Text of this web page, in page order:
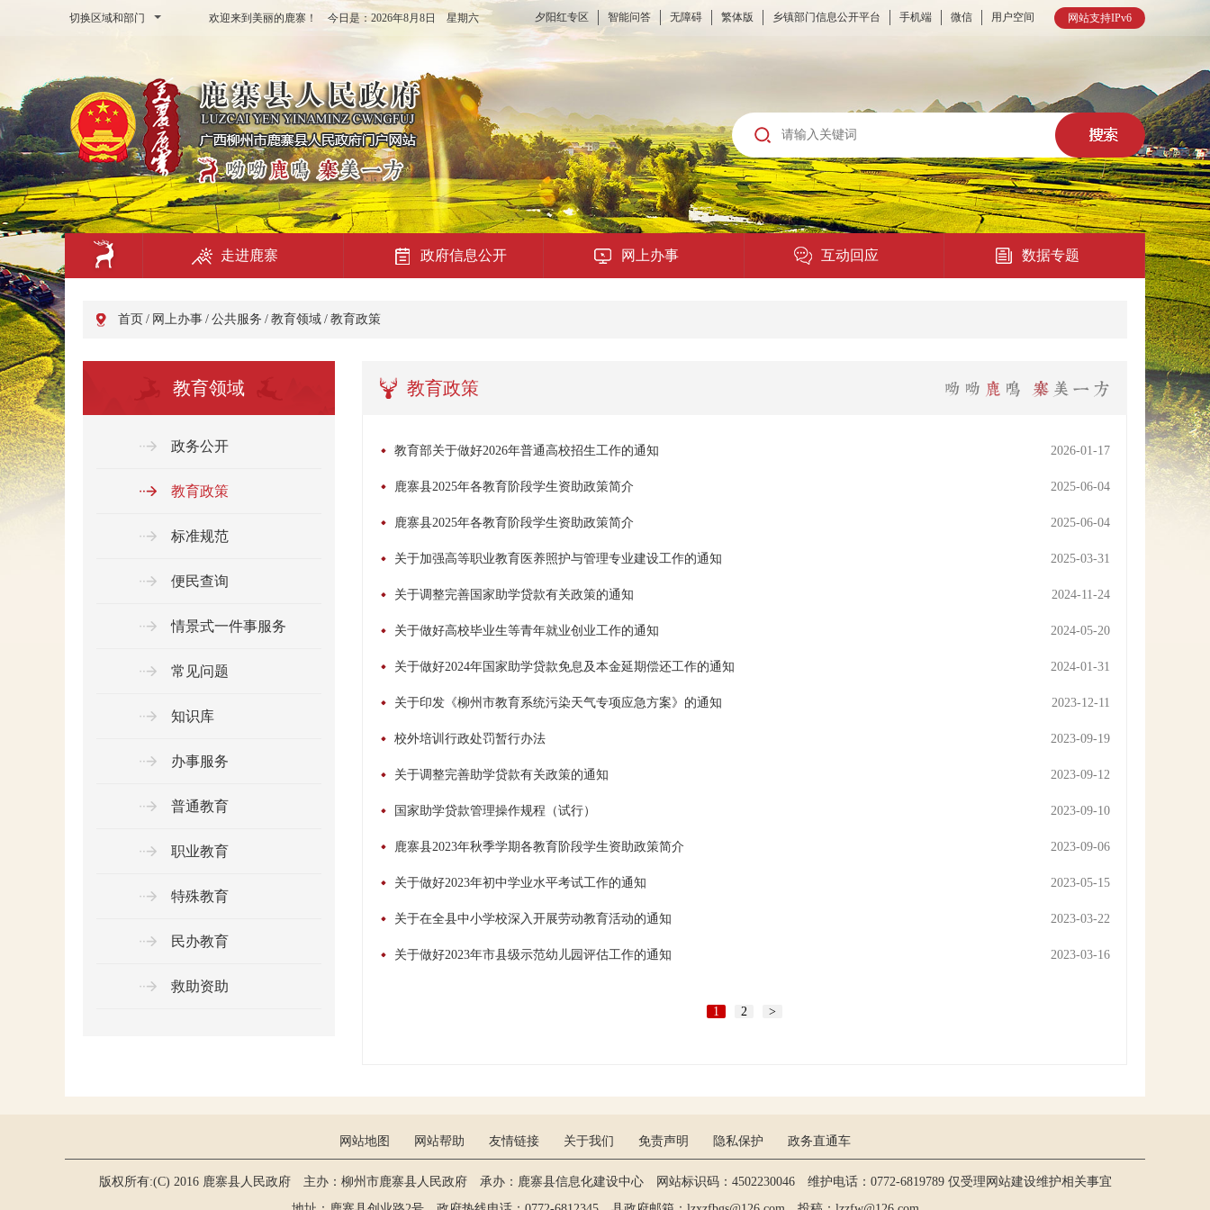
切换区域和部门 网站支持IPv6
夕阳红专区 智能问答 无障碍 繁体版 乡镇部门信息公开平台 手机端 微信 用户空间
欢迎来到美丽的鹿寨！ 今日是： 2026年8月8日 星期六
走进鹿寨 政府信息公开 网上办事
一件事服务
利企查询
互动回应 数据专题
首页 / 网上办事 / 公共服务 / 教育领域 / 教育政策
教育领域
政务公开
教育政策
标准规范
便民查询
情景式一件事服务
常见问题
知识库
办事服务
普通教育
职业教育
特殊教育
民办教育
救助资助
教育政策
2026-01-17
教育部关于做好2026年普通高校招生工作的通知
2025-06-04
鹿寨县2025年各教育阶段学生资助政策简介
2025-06-04
鹿寨县2025年各教育阶段学生资助政策简介
2025-03-31
关于加强高等职业教育医养照护与管理专业建设工作的通知
2024-11-24
关于调整完善国家助学贷款有关政策的通知
2024-05-20
关于做好高校毕业生等青年就业创业工作的通知
2024-01-31
关于做好2024年国家助学贷款免息及本金延期偿还工作的通知
2023-12-11
关于印发《柳州市教育系统污染天气专项应急方案》的通知
2023-09-19
校外培训行政处罚暂行办法
2023-09-12
关于调整完善助学贷款有关政策的通知
2023-09-10
国家助学贷款管理操作规程（试行）
2023-09-06
鹿寨县2023年秋季学期各教育阶段学生资助政策简介
2023-05-15
关于做好2023年初中学业水平考试工作的通知
2023-03-22
关于在全县中小学校深入开展劳动教育活动的通知
2023-03-16
关于做好2023年市县级示范幼儿园评估工作的通知
1 2 >
网站地图 网站帮助 友情链接 关于我们 免责声明 隐私保护 政务直通车
版权所有:(C) 2016 鹿寨县人民政府 主办：柳州市鹿寨县人民政府 承办：鹿寨县信息化建设中心 网站标识码：4502230046 维护电话：0772-6819789 仅受理网站建设维护相关事宜